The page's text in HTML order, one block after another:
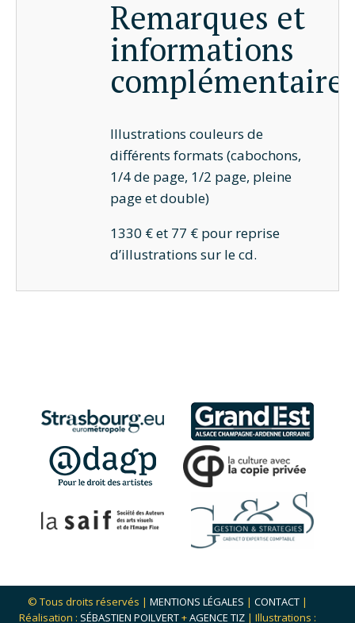
Remarques et
informations
Illustrations couleurs de
différents formats (cabochons,
1/4 de page, 1/2 page, pleine
page et double)
1330 € et 77 € pour reprise
d’illustrations sur le cd.
© Tous droits réservés | MENTIONS LÉGALES | CONTACT |
Réalisation : SÉBASTIEN POILVERT+AGENCE TIZ | Illustrations :